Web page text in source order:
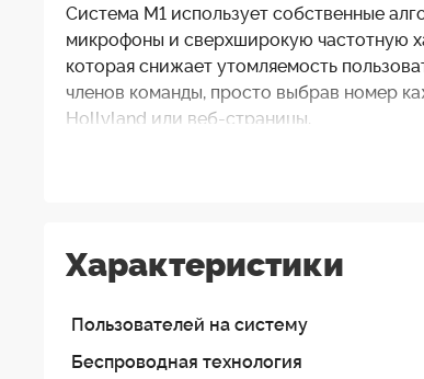
Система M1 использует собственные
микрофоны и сверхширокую частотную
которая снижает утомляемость
членов команды, просто выбрав номер
Hollyland или веб-страницы.
Беспроводной интерком Hollyland
Чтобы избежать помех другим
разговор. В полнодуплексном режиме
Характеристики
Пользователей на систему
Беспроводная технология